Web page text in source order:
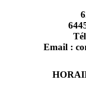
Email :